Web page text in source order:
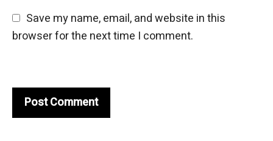
Save my name, email, and website in this
browser for the next time I comment.